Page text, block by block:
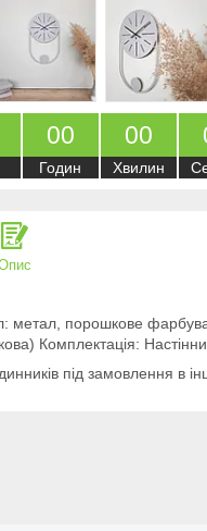
00
Годин
00
Хвилин
метал, порошкове
Комплектація:
під замовлення в